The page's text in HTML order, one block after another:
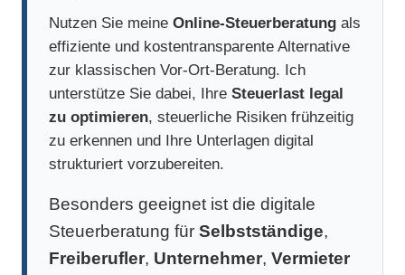
Nutzen Sie meine Online-Steuerberatung als
effiziente und kostentransparente Alternative
zur klassischen Vor-Ort-Beratung. Ich
unterstütze Sie dabei, Ihre Steuerlast legal
zu optimieren, steuerliche Risiken frühzeitig
zu erkennen und Ihre Unterlagen digital
strukturiert vorzubereiten.
Besonders geeignet ist die digitale
Steuerberatung für Selbstständige,
Freiberufler, Unternehmer, Vermieter